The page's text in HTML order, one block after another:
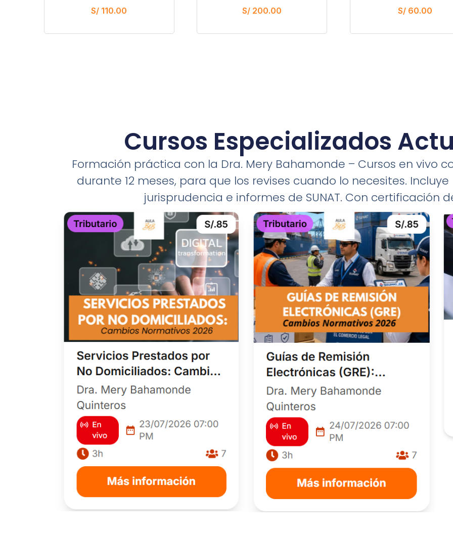
S/ 110.00 S/ 200.00 S/60.00
Cursos Especializados
Formación práctica con la Dra. Mery Bahamonde – Cursos en vivo
durante 12 meses, para que los revises cuando lo necesites.
jurisprudencia e informes de SUNAT. Con certificación